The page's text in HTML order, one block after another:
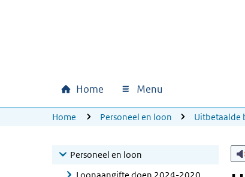
Hoofdnavigatie
Home Menu
U bevindt zich hier:
Home Personeel en loon Uitbetaalde
Personeel en loon